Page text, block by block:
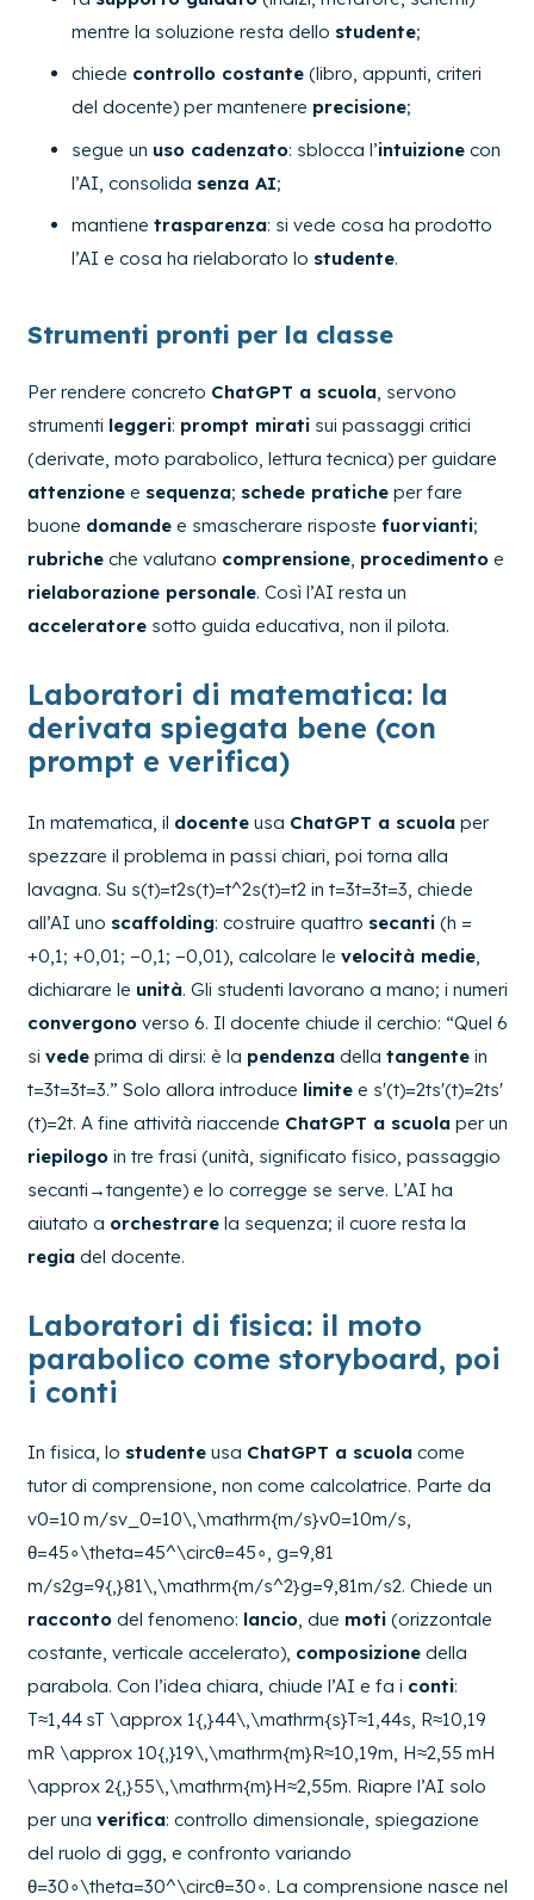
mentre la soluzione resta dello studente;
chiede controllo costante (libro, appunti, criteri
del docente) per mantenere precisione;
segue un uso cadenzato: sblocca l’intuizione con
l’AI, consolida senza AI;
mantiene trasparenza: si vede cosa ha prodotto
l’AI e cosa ha rielaborato lo studente.
Strumenti pronti per la classe
Per rendere concreto ChatGPT a scuola, servono
strumenti leggeri: prompt miratisui passaggi critici
(derivate, moto parabolico, lettura tecnica) per guidare
attenzionee sequenza; schede praticheper fare
buone domandee smascherare risposte fuorvianti;
rubricheche valutano comprensione, procedimento e
rielaborazione personale. Così l’AI resta un
acceleratoresotto guida educativa, non il pilota.
Laboratori di matematica: la
derivata spiegata bene (con
prompt e verifica)
In matematica, il docenteusa ChatGPT a scuolaper
spezzare il problema in passi chiari, poi torna alla
lavagna. Su s(t)=t2s(t)=t^2s(t)=t2 in t=3t=3t=3 , chiede
all’AI uno scaffolding: costruire quattro secanti(h =
+0,1; +0,01; −0,1; −0,01), calcolare le velocità medie,
dichiarare le unità. Gli studenti lavorano a mano; i numeri
convergono verso 6. Il docente chiude il cerchio: “Quel 6
si vedeprima di dirsi: è la pendenzadella tangentein
t=3t=3t=3.” Solo allora introduce limitee s′(t)=2ts'(t)=2ts′
(t)=2t. A fine attività riaccende ChatGPT a scuolaper un
riepilogo in tre frasi (unità, significato fisico, passaggio
secanti→tangente) e lo corregge se serve. L’AI ha
aiutato a orchestrarela sequenza; il cuore resta la
regiadel docente.
Laboratori di fisica: il moto
parabolico come storyboard, poi
i conti
In fisica, lo studenteusa ChatGPT a scuolacome
tutor di comprensione, non come calcolatrice. Parte da
v0=10 m/sv_0=10\,\mathrm{m/s}v0=10m/s,
θ=45∘\theta=45^\circθ=45∘, g=9,81
m/s2g=9{,}81\,\mathrm{m/s^2}g=9,81m/s2. Chiede un
racconto del fenomeno: lancio, due moti(orizzontale
costante, verticale accelerato), composizionedella
parabola. Con l’idea chiara, chiude l’AI e fa i conti:
T≈1,44 sT \approx 1{,}44\,\mathrm{s}T≈1,44s, R≈10,19
mR \approx 10{,}19\,\mathrm{m}R≈10,19m, H≈2,55 mH
\approx 2{,}55\,\mathrm{m}H≈2,55m. Riapre l’AI solo
per una verifica: controllo dimensionale, spiegazione
del ruolo di ggg, e confronto variando
θ=30∘\theta=30^\circθ=30∘. La comprensione nasce nel